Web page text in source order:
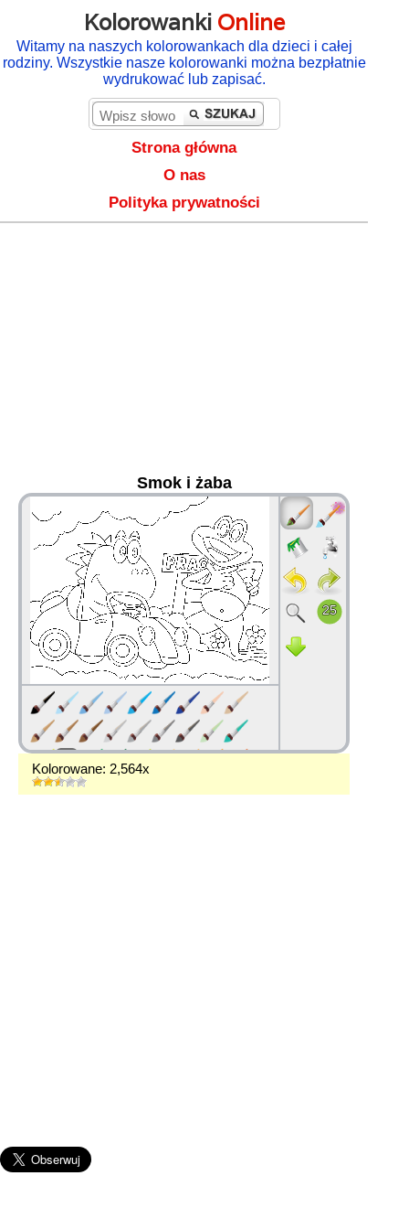
Kolorowanki Online
Witamy na naszych kolorowankach dla dzieci i całej
rodziny. Wszystkie nasze kolorowanki można bezpłatnie
wydrukować lub zapisać.
Strona główna
O nas
Polityka prywatności
Smok i żaba
36
Kolorowane: 2,564x